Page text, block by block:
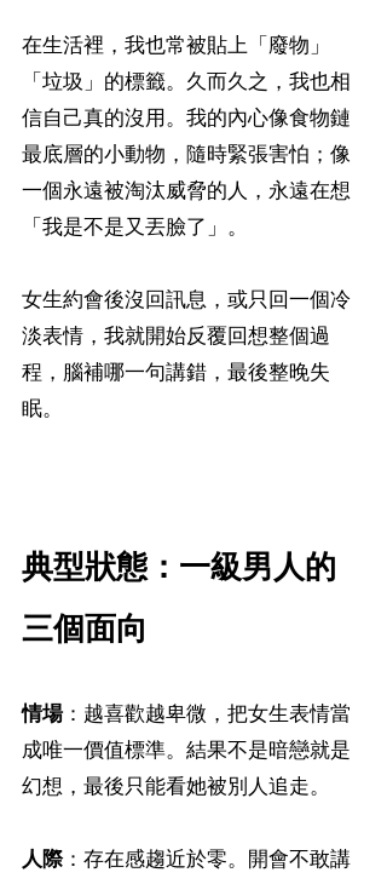
在生活裡，我也常被貼上「廢物」
「垃圾」的標籤。久而久之，我也相
信自己真的沒用。我的內心像食物鏈
最底層的小動物，隨時緊張害怕；像
一個永遠被淘汰威脅的人，永遠在想
「我是不是又丟臉了」。
女生約會後沒回訊息，或只回一個冷
淡表情，我就開始反覆回想整個過
程，腦補哪一句講錯，最後整晚失
眠。
典型狀態：一級男人的
三個面向
情場：越喜歡越卑微，把女生表情當
成唯一價值標準。結果不是暗戀就是
幻想，最後只能看她被別人追走。
人際：存在感趨近於零。開會不敢講